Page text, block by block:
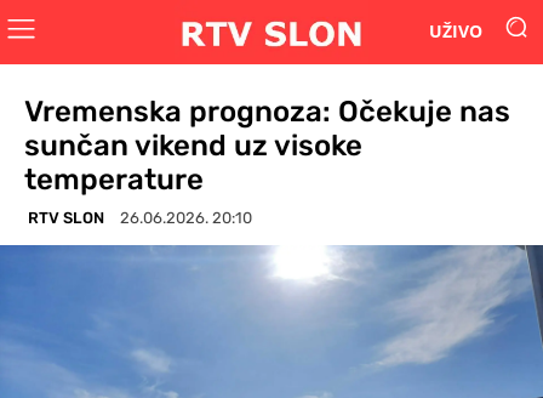
UŽIVO
Vremenska prognoza: Očekuje nas
sunčan vikend uz visoke
temperature
RTV SLON 26.06.2026. 20:10